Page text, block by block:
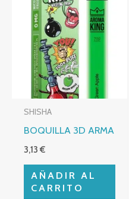
SHISHA
BOQUILLA 3D ARMA
3,13€
AÑADIR AL
CARRITO